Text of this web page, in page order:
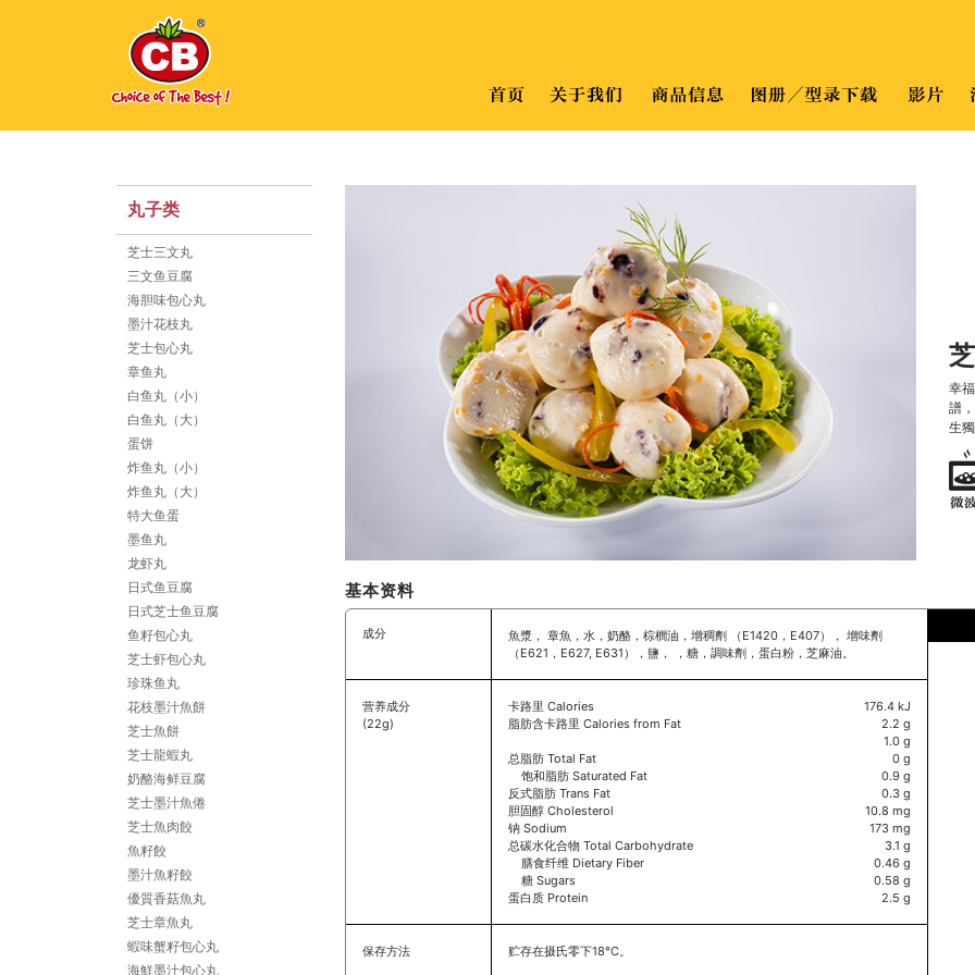
丸子类
芝士三文丸
三文鱼豆腐
海胆味包心丸
墨汁花枝丸
芝士包心丸
章鱼丸
白鱼丸（小）
白鱼丸（大）
蛋饼
炸鱼丸（小）
炸鱼丸（大）
特大鱼蛋
墨鱼丸
龙虾丸
日式鱼豆腐
日式芝士鱼豆腐
鱼籽包心丸
芝士虾包心丸
珍珠鱼丸
花枝墨汁魚餅
芝士魚餅
芝士龍蝦丸
奶酪海鲜豆腐
芝士墨汁魚倦
芝士魚肉餃
魚籽餃
墨汁魚籽餃
優質香菇魚丸
芝士章魚丸
蝦味蟹籽包心丸
海鮮墨汁包心丸
幸
譜
生
基本资料
成分
魚漿， 章魚，水，奶酪，棕櫚油，增稠劑 （E1420，E407）， 增味劑
（E621，E627, E631），鹽， ，糖，調味劑，蛋白粉，芝麻油。
营养成分
(22g)
卡路里 Calories
脂肪含卡路里 Calories from Fat
总脂肪 Total Fat
饱和脂肪 Saturated Fat
反式脂肪 Trans Fat
胆固醇 Cholesterol
钠 Sodium
总碳水化合物 Total Carbohydrate
膳食纤维 Dietary Fiber
糖 Sugars
蛋白质 Protein
176.4 kJ
2.2 g
1.0 g
0 g
0.9 g
0.3 g
10.8 mg
173 mg
3.1 g
0.46 g
0.58 g
2.5 g
保存方法 贮存在摄氏零下18°C。